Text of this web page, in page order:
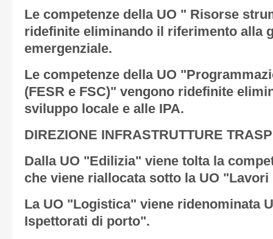
Le competenze della UO " Risorse
ridefinite eliminando il riferimento alla
emergenziale.
Le competenze della UO
(FESR e FSC)" vengono ridefinite
sviluppo locale e alle IPA.
DIREZIONE INFRASTRUTTURE
Dalla UO "Edilizia" viene tolta la
che viene riallocata sotto la UO
La UO "Logistica" viene ridenominata
Ispettorati di porto".